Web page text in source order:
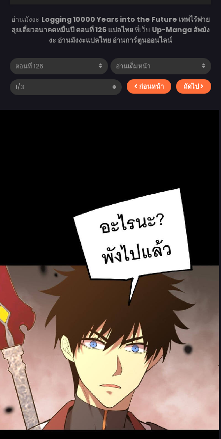
อ่านมังงะ Logging 10000 Years into the Future เทพไร้พ่าย
ลุยเดี่ยวอนาคตหมื่นปี ตอนที่ 126 แปลไทยที่เว็บ Up-Manga อัพมัง
งะ อ่านมังงะแปลไทย อ่านการ์ตูนออนไลน์
ก่อนหน้า ถัดไป